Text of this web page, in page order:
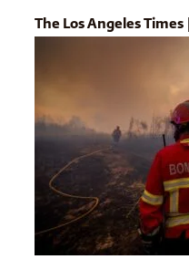
The Los Angeles Times